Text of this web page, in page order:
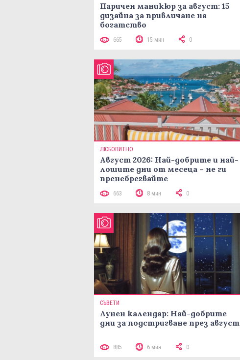
Паричен маникюр за август: 15
дизайна за привличане на
богатство
665 15 мин 0
ЛЮБОПИТНО
Август 2026: Най-добрите и най-
лошите дни от месеца – не ги
пренебрегвайте
663 8 мин 0
СЪВЕТИ
Лунен календар: Най-добрите
дни за подстригване през август
885 6 мин 0